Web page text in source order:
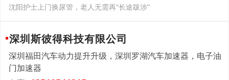
沈阳护士上门换尿管，老人无需再“长途跋涉”
深圳斯彼得科技有限公司
深圳福田汽车动力提升升级，深圳罗湖汽车加速器，电子油
门加速器